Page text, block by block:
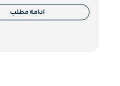
ادامه مطلب